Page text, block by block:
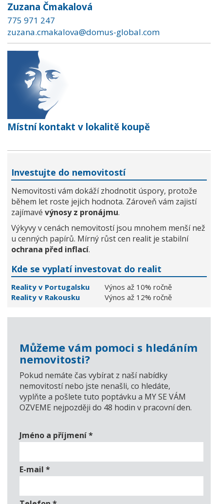
Zuzana Čmakalová
775 971 247
zuzana.cmakalova@domus-global.com
Místní kontakt v lokalitě koupě
Investujte do nemovitostí
Nemovitosti vám dokáží zhodnotit úspory, protože
během let roste jejich hodnota. Zároveň vám zajistí
zajímavé výnosy z pronájmu.
Výkyvy v cenách nemovitostí jsou mnohem menší než
u cenných papírů. Mírný růst cen realit je stabilní
ochrana před inflací.
Kde se vyplatí investovat do realit
Reality v Portugalsku
Výnos až 10% ročně
Reality v Rakousku
Výnos až 12% ročně
Můžeme vám pomoci s hledáním
nemovitosti?
Pokud nemáte čas vybírat z naší nabídky
nemovitostí nebo jste nenašli, co hledáte,
vyplňte a pošlete tuto poptávku a MY SE VÁM
OZVEME nejpozději do 48 hodin v pracovní den.
Jméno a příjmení*
E-mail *